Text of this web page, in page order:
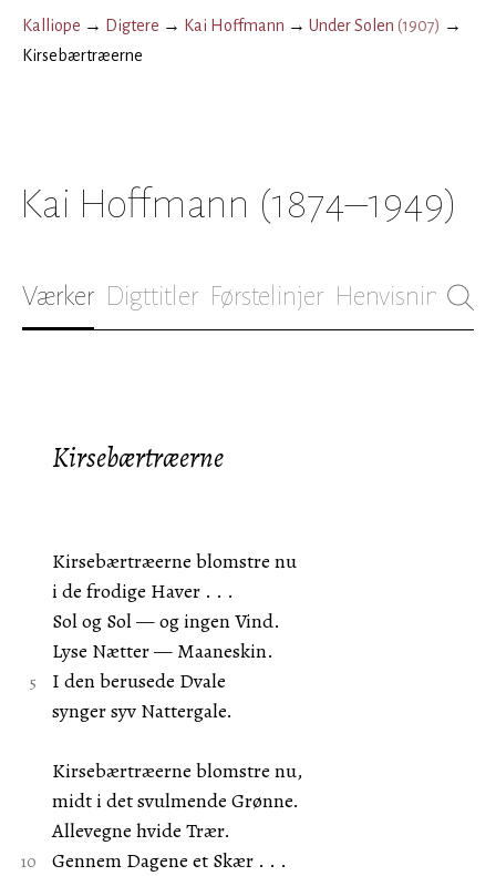
Kalliope → Digtere → Kai Hoffmann → Under Solen (1907) →
Kirsebærtræerne
Kai Hoffmann (1874–1949)
Værker Digttitler Førstelinjer Henvisninger
Kirsebærtræerne
Kirsebærtræerne blomstre nu
i de frodige Haver . . .
Sol og Sol — og ingen Vind.
Lyse Nætter — Maaneskin.
I den berusede Dvale
synger syv Nattergale.
Kirsebærtræerne blomstre nu,
midt i det svulmende Grønne.
Allevegne hvide Trær.
Gennem Dagene et Skær . . .